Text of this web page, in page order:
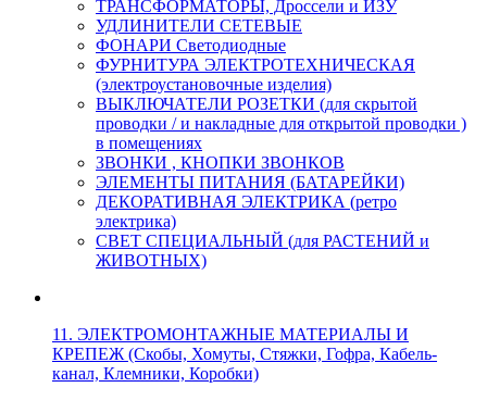
ТРАНСФОРМАТОРЫ, Дроссели и ИЗУ
УДЛИНИТЕЛИ СЕТЕВЫЕ
ФОНАРИ Светодиодные
ФУРНИТУРА ЭЛЕКТРОТЕХНИЧЕСКАЯ
(электроустановочные изделия)
ВЫКЛЮЧАТЕЛИ РОЗЕТКИ (для скрытой
проводки / и накладные для открытой проводки )
в помещениях
ЗВОНКИ , КНОПКИ ЗВОНКОВ
ЭЛЕМЕНТЫ ПИТАНИЯ (БАТАРЕЙКИ)
ДЕКОРАТИВНАЯ ЭЛЕКТРИКА (ретро
электрика)
СВЕТ СПЕЦИАЛЬНЫЙ (для РАСТЕНИЙ и
ЖИВОТНЫХ)
11. ЭЛЕКТРОМОНТАЖНЫЕ МАТЕРИАЛЫ И
КРЕПЕЖ (Скобы, Хомуты, Стяжки, Гофра, Кабель-
канал, Клемники, Коробки)